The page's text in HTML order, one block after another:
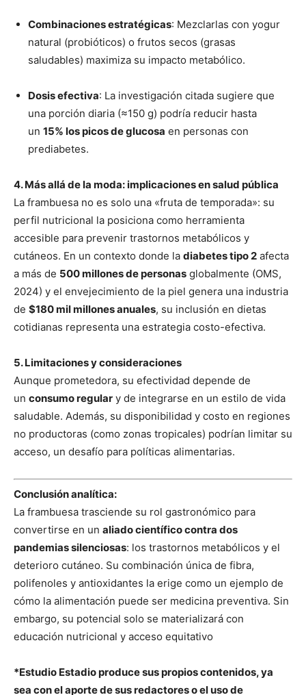
Combinaciones estratégicas: Mezclarlas con yogur
natural (probióticos) o frutos secos (grasas
saludables) maximiza su impacto metabólico.
Dosis efectiva: La investigación citada sugiere que
una porción diaria (≈150 g) podría reducir hasta
un 15% los picos de glucosa en personas con
prediabetes.
4. Más allá de la moda: implicaciones en salud pública
La frambuesa no es solo una «fruta de temporada»: su
perfil nutricional la posiciona como herramienta
accesible para prevenir trastornos metabólicos y
cutáneos. En un contexto donde la diabetes tipo 2 afecta
a más de 500 millones de personas globalmente (OMS,
2024) y el envejecimiento de la piel genera una industria
de $180 mil millones anuales, su inclusión en dietas
cotidianas representa una estrategia costo-efectiva.
5. Limitaciones y consideraciones
Aunque prometedora, su efectividad depende de
un consumo regular y de integrarse en un estilo de vida
saludable. Además, su disponibilidad y costo en regiones
no productoras (como zonas tropicales) podrían limitar su
acceso, un desafío para políticas alimentarias.
Conclusión analítica:
La frambuesa trasciende su rol gastronómico para
convertirse en un aliado científico contra dos
pandemias silenciosas: los trastornos metabólicos y el
deterioro cutáneo. Su combinación única de fibra,
polifenoles y antioxidantes la erige como un ejemplo de
cómo la alimentación puede ser medicina preventiva. Sin
embargo, su potencial solo se materializará con
educación nutricional y acceso equitativo
*Estudio Estadio produce sus propios contenidos, ya
sea con el aporte de sus redactores o el uso de